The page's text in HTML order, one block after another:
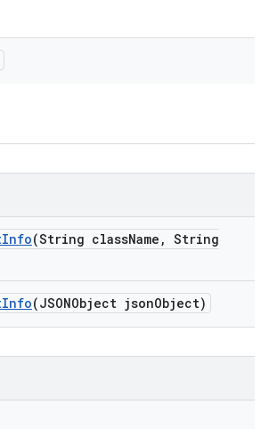
Info(String className , String
Info(JSONObject jsonObject)